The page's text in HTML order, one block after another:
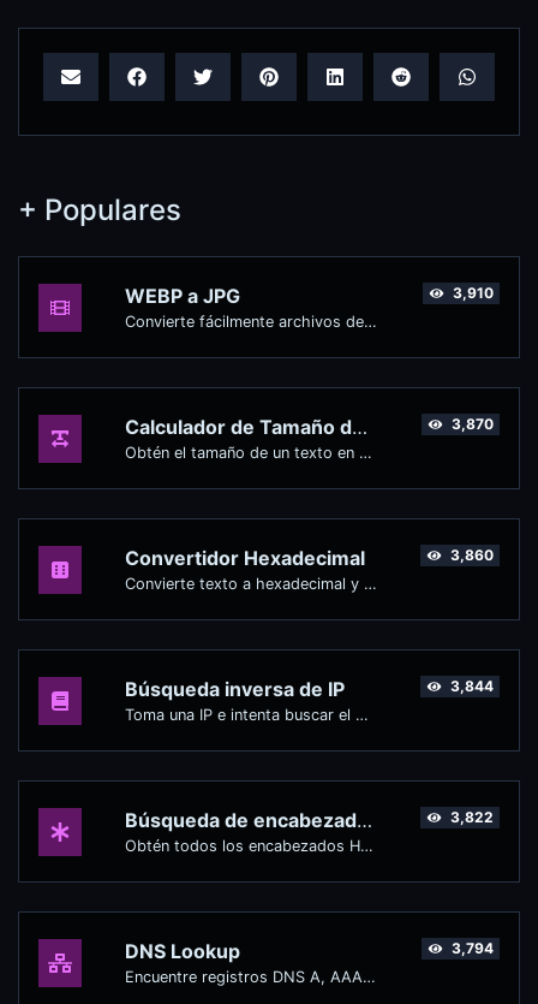
+ Populares
WEBP a JPG
Convierte fácilmente archivos de imagen WEBP a JPG.
3,910
Calculador de Tamaño de Texto
Obtén el tamaño de un texto en Bytes (B), Kilobytes (KB) o Megabytes (MB).
3,870
Convertidor Hexadecimal
Convierte texto a hexadecimal y viceversa para cualquier entrada de cadena.
3,860
Búsqueda inversa de IP
Toma una IP e intenta buscar el dominio/host asociado con ella.
3,844
Búsqueda de encabezados HTTP
Obtén todos los encabezados HTTP que devuelve una URL para una solicitud GET típica.
3,822
DNS Lookup
Encuentre registros DNS A, AAAA, CNAME, MX, NS, TXT, SOA de un host.
3,794